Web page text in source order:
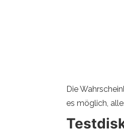
Die
es möglich,